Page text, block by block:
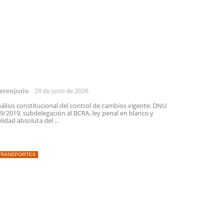
28 de junio de 2026
constitucional del control de cambios vigente: DNU
2019, subdelegación al BCRA, ley penal en blanco y
absoluta del ...